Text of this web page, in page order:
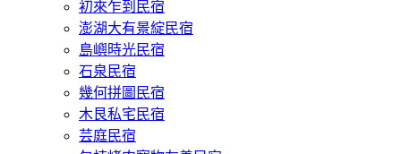
初來乍到民宿
澎湖大有景綻民宿
島嶼時光民宿
石泉民宿
幾何拼圖民宿
木艮私宅民宿
芸庭民宿